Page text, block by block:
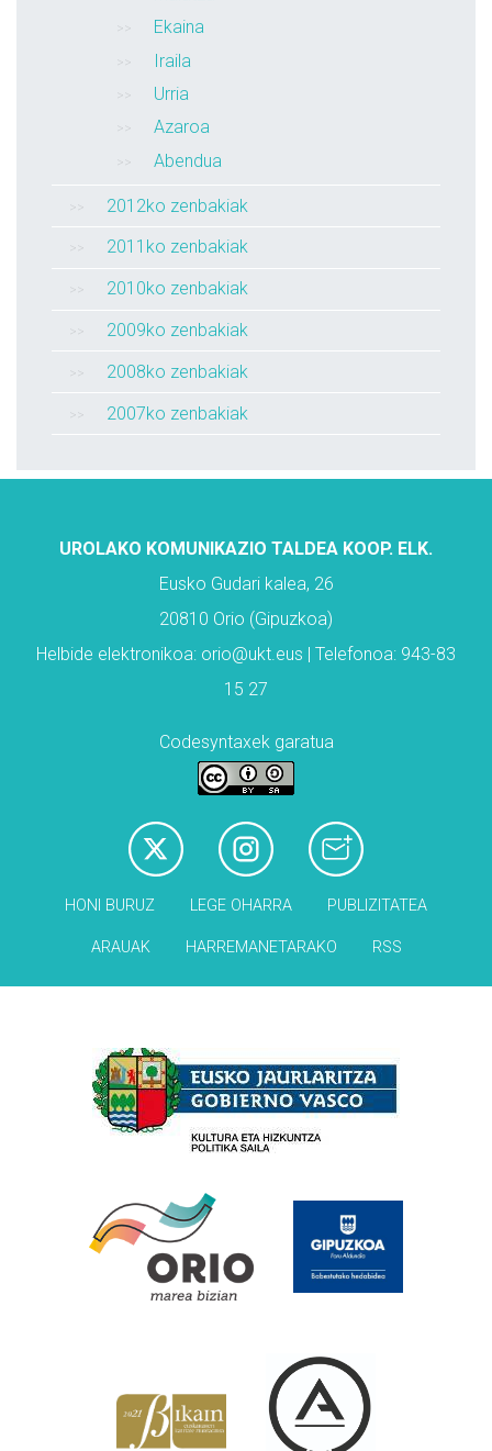
Ekaina
Iraila
Urria
Azaroa
Abendua
2012ko zenbakiak
2011ko zenbakiak
2010ko zenbakiak
2009ko zenbakiak
2008ko zenbakiak
2007ko zenbakiak
UROLAKO KOMUNIKAZIO TALDEA KOOP. ELK.
Eusko Gudari kalea, 26
20810 Orio (Gipuzkoa)
Helbide elektronikoa: orio@ukt.eus | Telefonoa: 943-83
15 27
Codesyntaxek garatua
HONI BURUZ LEGE OHARRA PUBLIZITATEA
ARAUAK HARREMANETARAKO RSS